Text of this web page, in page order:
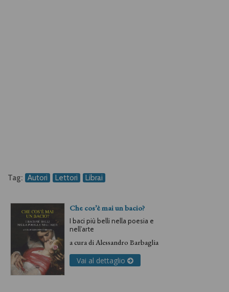
Tag: Autori Lettori Librai
Che cos’è mai un bacio?
I baci più belli nella poesia e
nell’arte
a cura diAlessandro Barbaglia
Vai al dettaglio